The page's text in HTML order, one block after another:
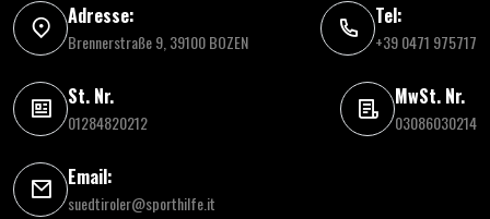
Adresse:
Brennerstraße 9, 39100 BOZEN
Tel:
+39 0471 975717
St. Nr.
01284820212
MwSt. Nr.
03086030214
Email:
suedtiroler@sporthilfe.it